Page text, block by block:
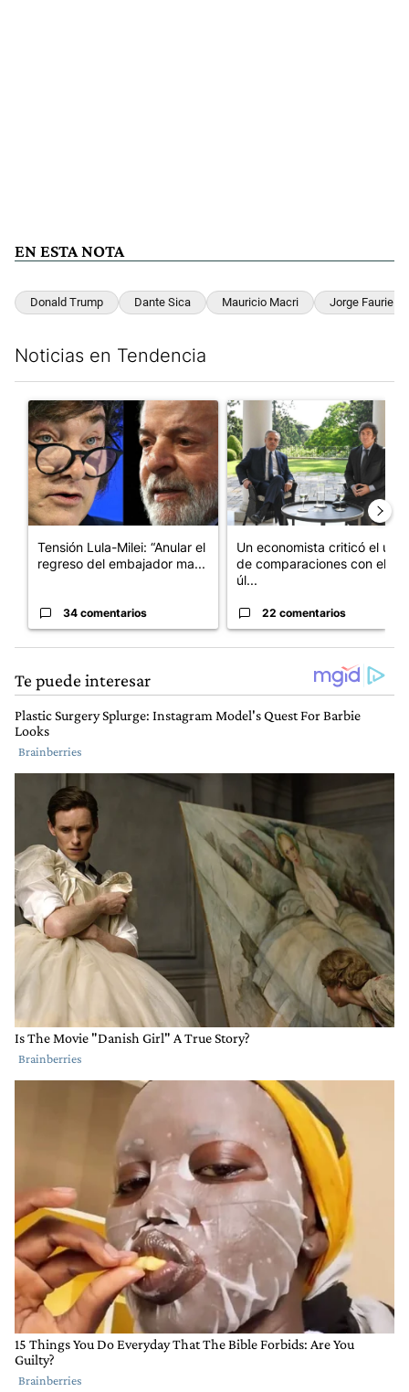
EN ESTA NOTA
Donald Trump Dante Sica Mauricio Macri Jorge Faurie
Noticias en Tendencia
Un artículo de tendencia con el título "Tensión Lula-Milei:
Tensión Lula-Milei: “Anular el
regreso del embajador ma...
34 comentarios
Un artículo de tendencia con
Un economista criticó el uso
de comparaciones con el
úl...
22 comentarios